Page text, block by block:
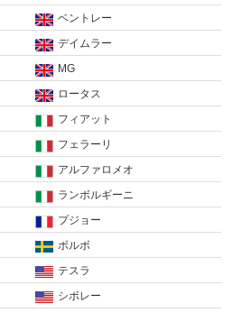
ベントレー
デイムラー
MG
ロータス
フィアット
フェラーリ
アルファロメオ
ランボルギーニ
プジョー
ボルボ
テスラ
シボレー